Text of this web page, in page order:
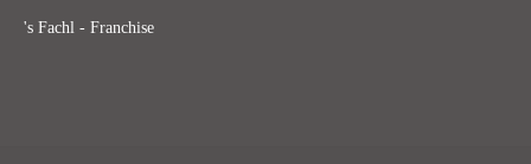
's Fachl - Franchise